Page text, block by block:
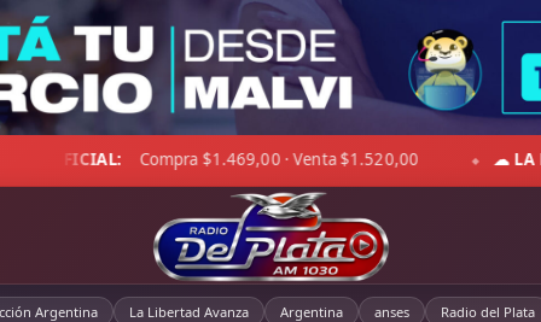
28 km/h · Hum. 83% ◆ DÓLAR BLUE: Compra
Argentina La Libertad Avanza Argentina anses Radio del Plata